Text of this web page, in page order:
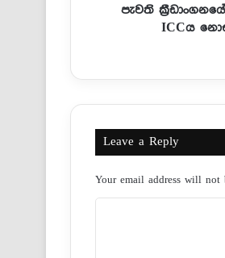
පැවති
ICCය
Leave a Reply
Your email address will not